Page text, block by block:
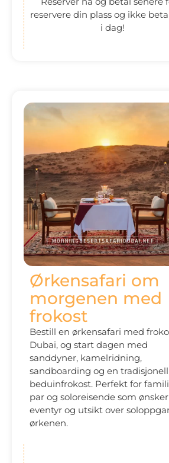
reservere din plass og ikke
i dag!
Ørkensafari om
morgenen med
frokost
Bestill en ørkensafari med
Dubai, og start dagen med
sanddyner, kamelridning,
sandboarding og en tradisjonell
beduinfrokost. Perfekt for
par og soloreisende som ønsker
eventyr og utsikt over
ørkenen.